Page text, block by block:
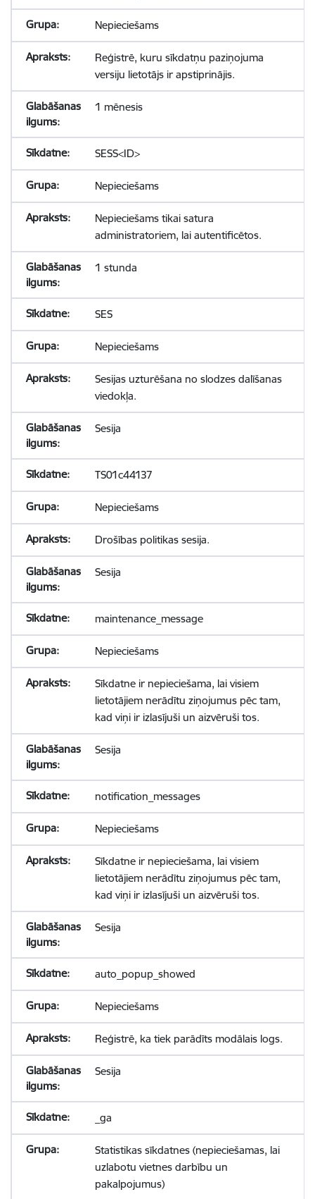
Nepieciešams
Reģistrē, kuru sīkdatņu paziņojuma
versiju lietotājs ir apstiprinājis.
1 mēnesis
SESS<ID>
Nepieciešams
Nepieciešams tikai satura
administratoriem, lai autentificētos.
1 stunda
SES
Nepieciešams
Sesijas uzturēšana no slodzes dalīšanas
viedokļa.
Sesija
TS01c44137
Nepieciešams
Drošības politikas sesija.
Sesija
maintenance_message
Nepieciešams
Sīkdatne ir nepieciešama, lai visiem
lietotājiem nerādītu ziņojumus pēc tam,
kad viņi ir izlasījuši un aizvēruši tos.
Sesija
notification_messages
Nepieciešams
Sīkdatne ir nepieciešama, lai visiem
lietotājiem nerādītu ziņojumus pēc tam,
kad viņi ir izlasījuši un aizvēruši tos.
Sesija
auto_popup_showed
Nepieciešams
Reģistrē, ka tiek parādīts modālais logs.
Sesija
_ga
Statistikas sīkdatnes (nepieciešamas, lai
uzlabotu vietnes darbību un
pakalpojumus)